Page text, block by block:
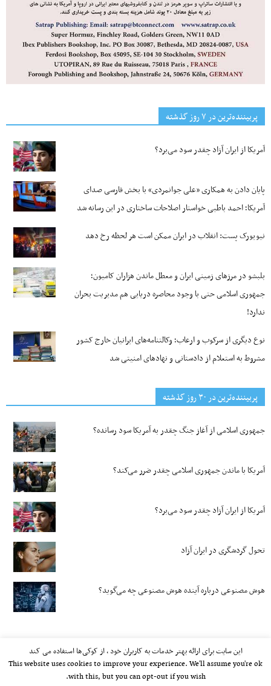
پربیننده‌ترین‌ در ۷ روز گذشته
آمریکا از ایران آزاد چقدر سود می‌برد؟
پایان دادن به همکاری «علی جوانمردی» با بخش فارسی صدای
آمریکا؛ احمد باطبی خواستار اصلاحات ساختاری در این رسانه شد
نیویورک پست: انقلاب در ایران ممکن است هر لحظه رخ دهد
بلبشو در مرزهای زمینی ایران و معطل ماندن هزاران کامیون؛
جمهوری اسلامی حتی با وجود محاصره دریایی هم مدیریت بحران
ندارد!
نوع دیگری از سرکوب و ارعاب؛ وکالتنامه‌های ایرانیان خارج کشور
مشروط به استعلام از دادستانی و نهادهای امنیتی شد
پربیننده‌ترین‌ در ۳۰ روز گذشته
جمهوری اسلامی از آغاز جنگ چقدر به آمریکا سود رسانده؟
آمریکا با ماندن جمهوری اسلامی چقدر ضرر می‌کند؟
آمریکا از ایران آزاد چقدر سود می‌برد؟
تحول گردشگری در ایران آزاد
هوش مصنوعی درباره آینده هوش مصنوعی چه می‌گوید؟
این سایت برای ارائه بهتر خدمات به کاربران خود ، از کوکی‌ها استفاده می کند
This website uses cookies to improve your experience. We'll assume you're ok
with this, but you can opt-out if you wish.